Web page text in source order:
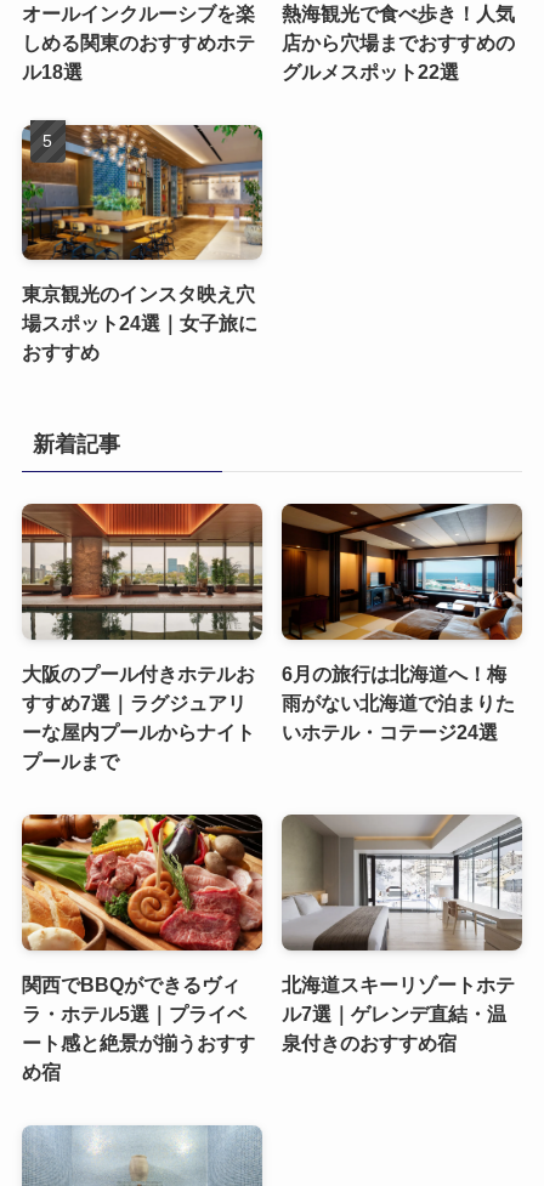
オールインクルーシブを楽
しめる関東のおすすめホテ
ル18選
熱海観光で食べ歩き！人気
店から穴場までおすすめの
グルメスポット22選
東京観光のインスタ映え穴
場スポット24選｜女子旅に
おすすめ
新着記事
大阪のプール付きホテルお
すすめ7選｜ラグジュアリ
ーな屋内プールからナイト
プールまで
6月の旅行は北海道へ！梅
雨がない北海道で泊まりた
いホテル・コテージ24選
関西でBBQができるヴィ
ラ・ホテル5選｜プライベ
ート感と絶景が揃うおすす
め宿
北海道スキーリゾートホテ
ル7選｜ゲレンデ直結・温
泉付きのおすすめ宿